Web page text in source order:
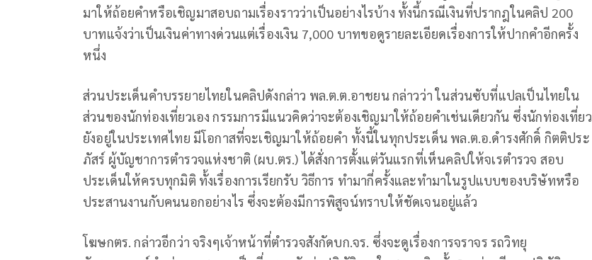
มาให้ถ้อยคำหรือเชิญมาสอบถามเรื่องราวว่าเป็นอย่างไรบ้าง ทั้งนี้กรณีเงินที่ปรากฎในคลิป 200
บาทแจ้งว่าเป็นเงินค่าทางด่วนแต่เรื่องเงิน 7,000 บาทขอดูรายละเอียดเรื่องการให้ปากคำอีกครั้ง
หนึ่ง
ส่วนประเด็นคำบรรยายไทยในคลิปดังกล่าว พล.ต.ต.อาชยน กล่าวว่า ในส่วนซับที่แปลเป็นไทยใน
ส่วนของนักท่องเที่ยวเอง กรรมการมีแนวคิดว่าจะต้องเชิญมาให้ถ้อยคำเช่นเดียวกัน ซึ่งนักท่องเที่ยว
ยังอยู่ในประเทศไทย มีโอกาสที่จะเชิญมาให้ถ้อยคำ ทั้งนี้ในทุกประเด็น พล.ต.อ.ดำรงศักดิ์ กิตติประ
ภัสร์ ผู้บัญชาการตำรวจแห่งชาติ (ผบ.ตร.) ได้สั่งการตั้งแต่วันแรกที่เห็นคลิปให้จเรตำรวจ สอบ
ประเด็นให้ครบทุกมิติ ทั้งเรื่องการเรียกรับ วิธีการ ทำมากี่ครั้งและทำมาในรูปแบบของบริษัทหรือ
ประสานงานกับคนนอกอย่างไร ซึ่งจะต้องมีการพิสูจน์ทราบให้ชัดเจนอยู่แล้ว
โฆษกตร. กล่าวอีกว่า จริงๆเจ้าหน้าที่ตำรวจสังกัดบก.จร. ซึ่งจะดูเรื่องการจราจร รถวิทยุ